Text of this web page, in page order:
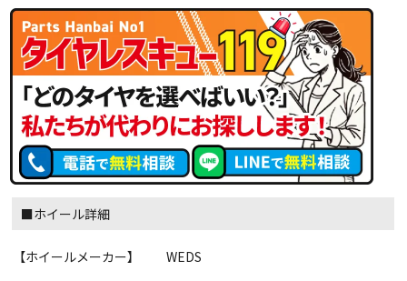
■ホイール詳細
【ホイールメーカー】
WEDS